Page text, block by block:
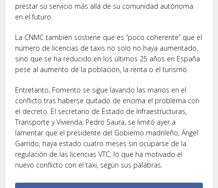
prestar su servicio más allá de su comunidad autónoma
en el futuro.
La CNMC también sostiene que es “poco coherente” que el
número de licencias de taxis no solo no haya aumentado,
sino que se ha reducido en los últimos 25 años en España
pese al aumento de la población, la renta o el turismo.
Entretanto, Fomento se sigue lavando las manos en el
conflicto tras haberse quitado de encima el problema con
el decreto. El secretario de Estado de Infraestructuras,
Transporte y Vivienda, Pedro Saura, se limitó ayer a
lamentar que el presidente del Gobierno madrileño, Ángel
Garrido, haya estado cuatro meses sin ocuparse de la
regulación de las licencias VTC, lo que ha motivado el
nuevo conflicto con el taxi, según sus palabras.